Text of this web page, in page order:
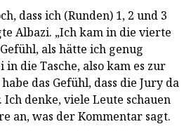
dass ich (Runden) 1, 2 und 3
Albazi. „Ich kam in die vierte
als hätte ich genug
in die Tasche, also kam es zur
das Gefühl, dass die Jury da
denke, viele Leute schauen
an, was der Kommentar sagt.